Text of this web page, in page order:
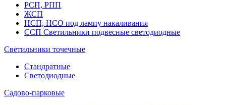
РСП, РПП
ЖСП
НСП, НСО под лампу накаливания
ССП Светильники подвесные светодиодные
Светильники точечные
Стандратные
Светодиодные
Садово-парковые